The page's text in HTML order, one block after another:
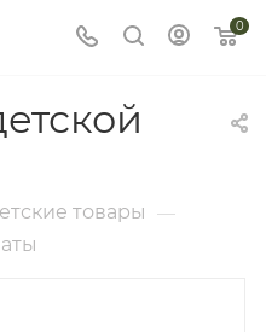
0
товары —